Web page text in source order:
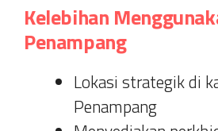
Kelebihan
Penampang
Lokasi strategik di
Penampang